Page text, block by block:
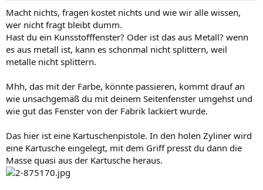
Macht nichts, fragen kostet nichts und wie wir alle wissen,
wer nicht fragt bleibt dumm.
Hast du ein Kunsstofffenster? Oder ist das aus Metall? wenn
es aus metall ist, kann es schonmal nicht splittern, weil
metalle nicht splittern.
Mhh, das mit der Farbe, könnte passieren, kommt drauf an
wie unsachgemäß du mit deinem Seitenfenster umgehst und
wie gut das Fenster von der Fabrik lackiert wurde.
Das hier ist eine Kartuschenpistole. In den holen Zyliner wird
eine Kartusche eingelegt, mit dem Griff presst du dann die
Masse quasi aus der Kartusche heraus.